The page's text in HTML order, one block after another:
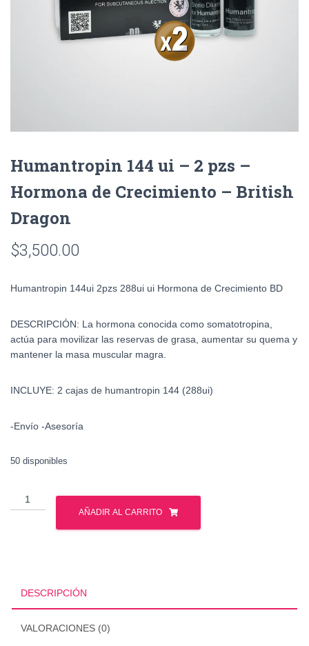
Humantropin 144 ui – 2 pzs –
Hormona de Crecimiento – British
Dragon
$3,500.00
Humantropin 144ui 2pzs 288ui ui Hormona de Crecimiento BD
DESCRIPCIÓN: La hormona conocida como somatotropina,
actúa para movilizar las reservas de grasa, aumentar su quema y
mantener la masa muscular magra.
INCLUYE: 2 cajas de humantropin 144 (288ui)
-Envío -Asesoría
50 disponibles
Humantropin
144
Crecimiento
AÑADIR AL CARRITO
DESCRIPCIÓN
VALORACIONES (0)